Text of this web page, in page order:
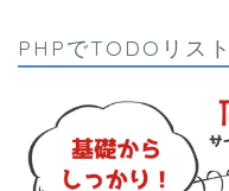
PHPでTODOリス